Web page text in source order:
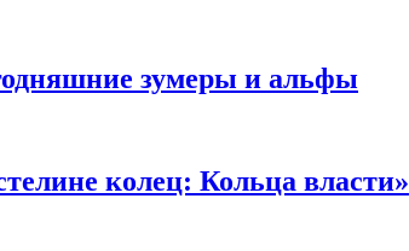
зумеры и альфы
колец: Кольца власти»